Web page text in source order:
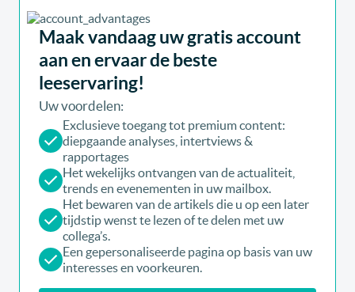
Maak vandaag uw gratis account
aan en ervaar de beste
leeservaring!
Uw voordelen:
Exclusieve toegang tot premium content:
diepgaande analyses, intertviews &
rapportages
Het wekelijks ontvangen van de actualiteit,
trends en evenementen in uw mailbox.
Het bewaren van de artikels die u op een later
tijdstip wenst te lezen of te delen met uw
collega’s.
Een gepersonaliseerde pagina op basis van uw
interesses en voorkeuren.